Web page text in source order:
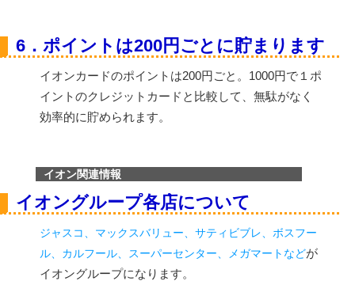
6．ポイントは200円ごとに貯まります
イオンカードのポイントは200円ごと。1000円で１ポ
イントのクレジットカードと比較して、無駄がなく
効率的に貯められます。
イオン関連情報
イオングループ各店について
ジャスコ、マックスバリュー、サティビブレ、ボスフー
ル、カルフール、スーパーセンター、メガマートなどが
イオングループになります。